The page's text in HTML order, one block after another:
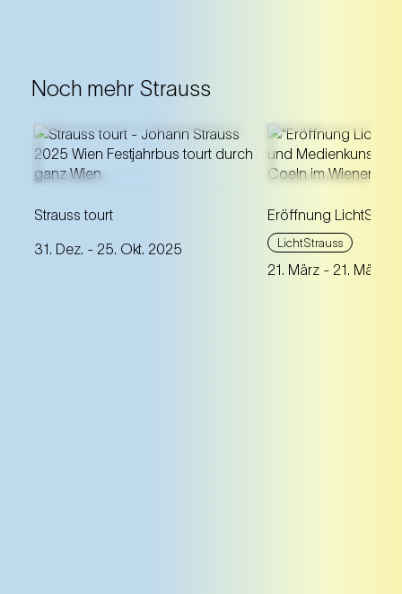
Noch mehr Strauss
Strauss tourt
31. Dez. - 25. Okt. 2025
Augen auf: Unser Festjahrbus
Wiener Bezirke und schafft
Eröffnung
LichtStrauss
21. März - 21. März
Lichtkunstwerk im
Stadtpark
starken
Strauss'